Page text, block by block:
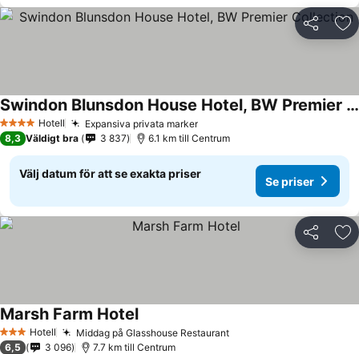
Dela
4 StjärnorHotell Expansiva privata markerSe priser
Swindon Blunsdon House Hotel, BW Premier Collection
Se priser
8,3 Väldigt bra 3 837 6.1 km till Centrum
Välj datum för att se exakta priser
Se priser
Dela
3 StjärnorHotell Middag på Glasshouse RestaurantSe priser
Marsh Farm HotelSe priser
6,5 3 096 7.7 km till Centrum